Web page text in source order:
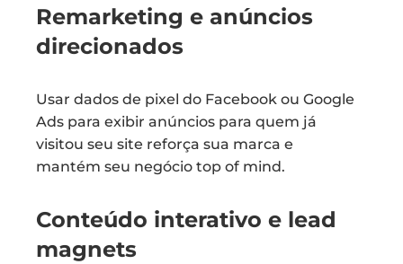
Remarketing e anúncios
direcionados
Usar dados de pixel do Facebook ou Google
Ads para exibir anúncios para quem já
visitou seu site reforça sua marca e
mantém seu negócio top of mind.
Conteúdo interativo e lead
magnets